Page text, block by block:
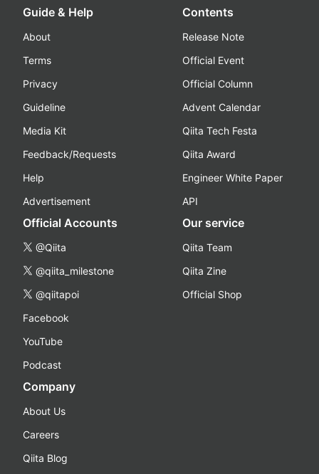
Guide & Help
About
Terms
Privacy
Guideline
Media Kit
Feedback/Requests
Help
Advertisement
Contents
Release Note
Official Event
Official Column
Advent Calendar
Qiita Tech Festa
Qiita Award
Engineer White Paper
API
Official Accounts
@Qiita
@qiita_milestone
@qiitapoi
Facebook
YouTube
Podcast
Our service
Qiita Team
Qiita Zine
Official Shop
Company
About Us
Careers
Qiita Blog